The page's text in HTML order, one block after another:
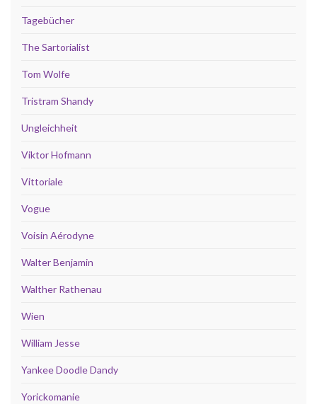
Tagebücher
The Sartorialist
Tom Wolfe
Tristram Shandy
Ungleichheit
Viktor Hofmann
Vittoriale
Vogue
Voisin Aérodyne
Walter Benjamin
Walther Rathenau
Wien
William Jesse
Yankee Doodle Dandy
Yorickomanie